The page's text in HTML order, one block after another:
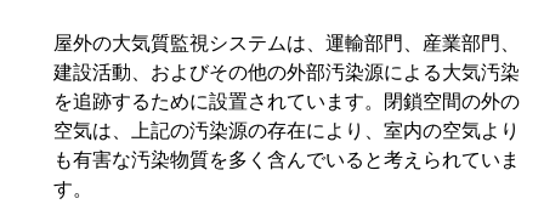
屋外の大気質監視システムは、運輸部門、産業部門、
建設活動、およびその他の外部汚染源による大気汚染
を追跡するために設置されています。閉鎖空間の外の
空気は、上記の汚染源の存在により、室内の空気より
も有害な汚染物質を多く含んでいると考えられていま
す。